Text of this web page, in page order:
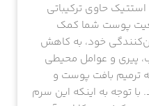
حاوی ترکیباتی
پوست شما کمک
خود، به کاهش
پیری و عوامل محیطی
ترمیم بافت پوست و
توجه به اینکه این سرم